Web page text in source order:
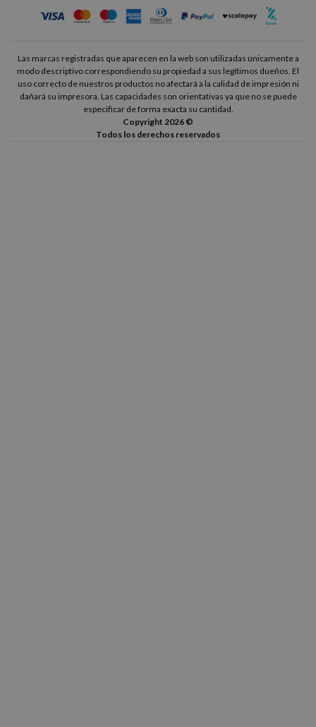
Las marcas registradas que aparecen en la web son utilizadas únicamente a
modo descriptivo correspondiendo su propiedad a sus legítimos dueños. El
uso correcto de nuestros productos no afectará a la calidad de impresión ni
dañará su impresora. Las capacidades son orientativas ya que no se puede
especificar de forma exacta su cantidad.
Copyright 2026 ©
Todos los derechos reservados